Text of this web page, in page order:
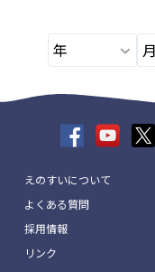
えのすいについて
よくある質問
採用情報
リンク